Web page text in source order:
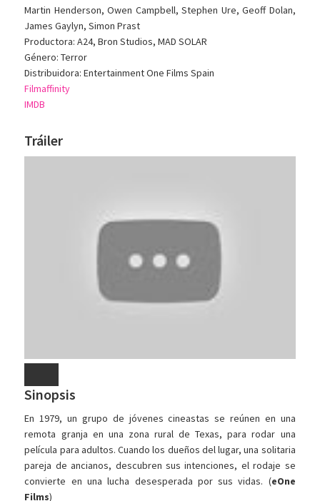
Martin Henderson, Owen Campbell, Stephen Ure, Geoff Dolan,
James Gaylyn, Simon Prast
Productora: A24, Bron Studios, MAD SOLAR
Género: Terror
Distribuidora: Entertainment One Films Spain
Filmaffinity
IMDB
Tráiler
Sinopsis
En 1979, un grupo de jóvenes cineastas se reúnen en una
remota granja en una zona rural de Texas, para rodar una
película para adultos. Cuando los dueños del lugar, una solitaria
pareja de ancianos, descubren sus intenciones, el rodaje se
convierte en una lucha desesperada por sus vidas. (eOne
Films)